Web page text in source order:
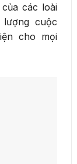
các loài
cuộc
cho mọi